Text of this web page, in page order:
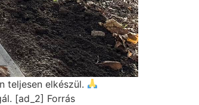
teljesen elkészül.
[ad_2] Forrás